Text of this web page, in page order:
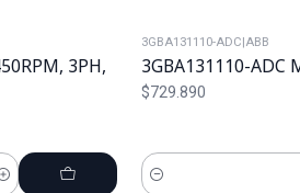
3PH,
3GBA131110-ADC|ABB
3GBA131110-ADC
$729.890
Cantidad